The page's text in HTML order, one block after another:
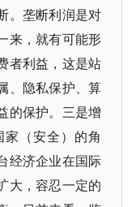
。垄断利润是对
来，就有可能形
者利益，这是站
、隐私保护、算
的保护。三是增
（安全）的角
经济企业在国际
大，容忍一定的